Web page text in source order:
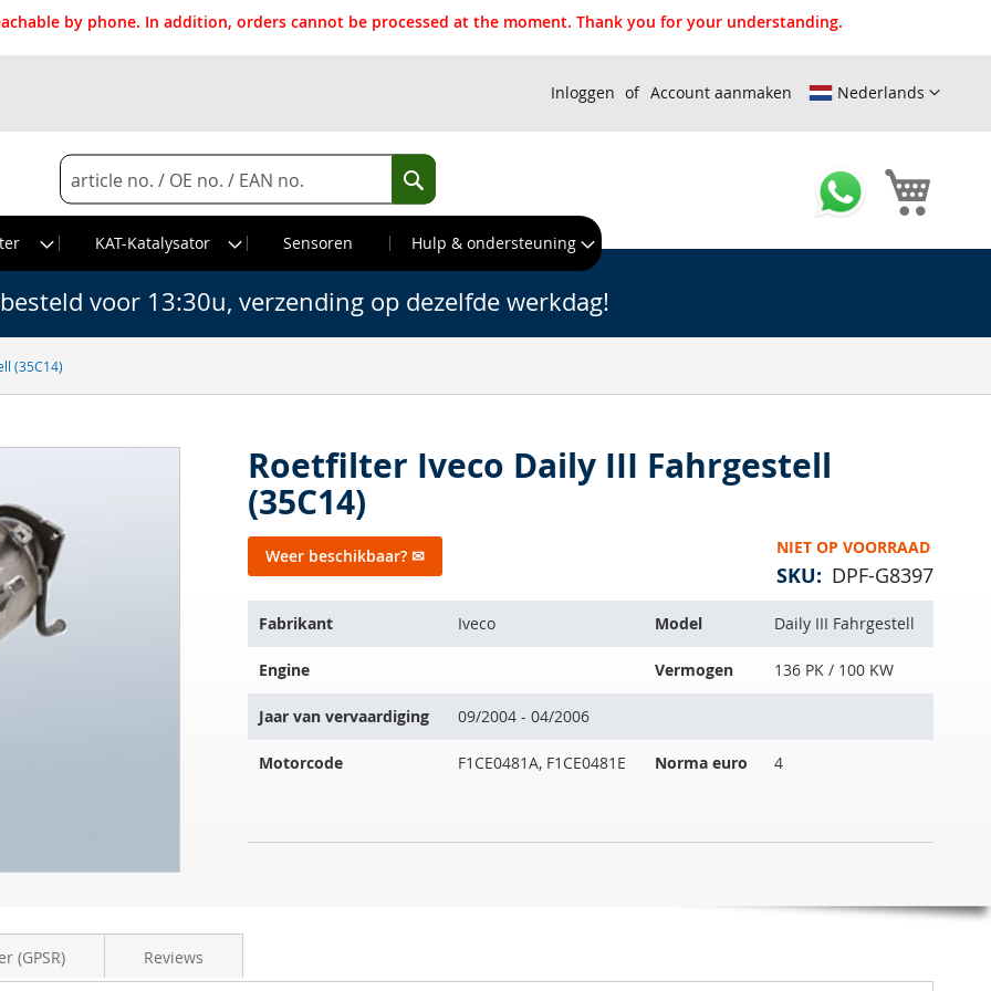
by phone. In addition, orders cannot be processed at the moment. Thank you for your understanding.
Nederlands
Inloggen Account aanmaken
Search
Search
KAT-Katalysator Sensoren Hulp & ondersteuning
(35C14)
voor 13:30u, verzending op dezelfde werkdag!
Roetfilter Iveco Daily III Fahrgestell
(35C14)
NIET OP VOORRAAD
SKU DPF-G8397
Weer beschikbaar? ✉
artikel
op
volgende
Fabrikant Iveco Model Daily III Fahrgestell
Engine Vermogen 136 PK / 100 KW
Jaar van vervaardiging 09/2004 - 04/2006
Motorcode F1CE0481A, F1CE0481E Norma euro 4
(GPSR) Reviews